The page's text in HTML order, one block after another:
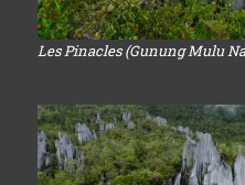
Les Pinacles (Gunung Mulu